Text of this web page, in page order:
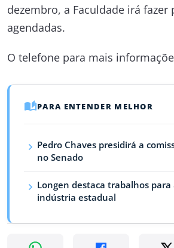
dezembro, a Faculdade irá fazer
agendadas.
O telefone para mais
PARA ENTENDER MELHOR
Pedro Chaves presidirá a
no Senado
Longen destaca trabalhos
indústria estadual